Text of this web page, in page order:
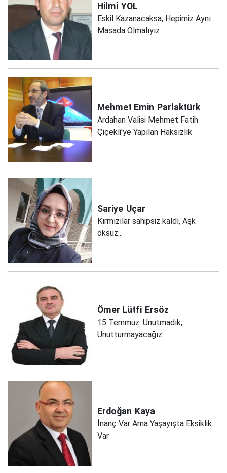
Hilmi YOL
Eskil Kazanacaksa, Hepimiz Aynı
Masada Olmalıyız
Mehmet Emin Parlaktürk
Ardahan Valisi Mehmet Fatih
Çiçekli'ye Yapılan Haksızlık
Sariye Uçar
Kırmızılar sahipsiz kaldı, Aşk
öksüz...
Ömer Lütfi Ersöz
15 Temmuz: Unutmadık,
Unutturmayacağız
Erdoğan Kaya
İnanç Var Ama Yaşayışta Eksiklik
Var